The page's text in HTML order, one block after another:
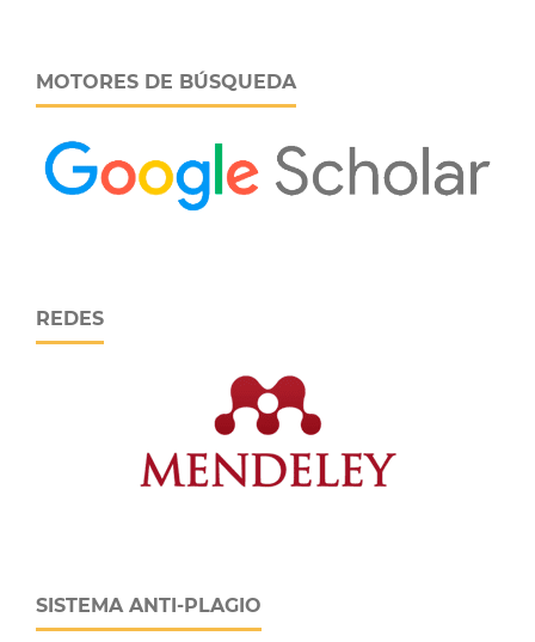
MOTORES DE BÚSQUEDA
REDES
SISTEMA ANTI-PLAGIO